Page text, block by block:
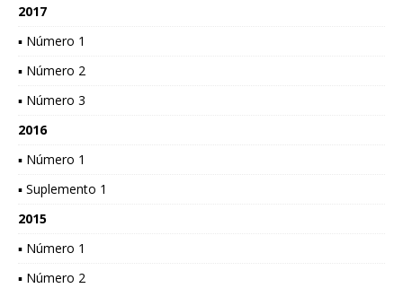
2017
▪ Número 1
▪ Número 2
▪ Número 3
2016
▪ Número 1
▪ Suplemento 1
2015
▪ Número 1
▪ Número 2